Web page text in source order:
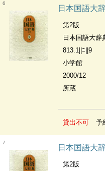
6
日本国語大
第2版
日本国語大辞
813.1||ﾆ||9
小学館
2000/12
所蔵
貸出不可 予
7
日本国語大
第2版